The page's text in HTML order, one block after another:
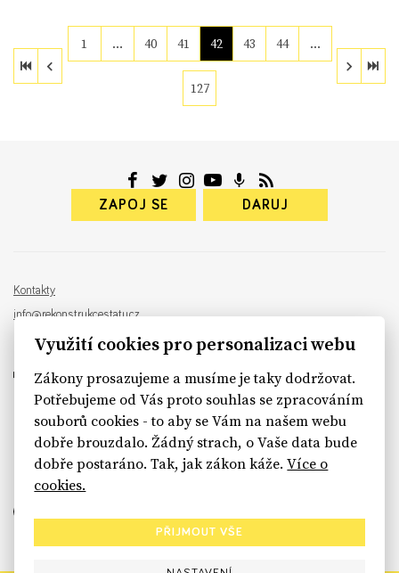
1 … 40 41 42 43 44 …
127
ZAPOJ SE DARUJ
Kontakty
info@rekonstrukcestatu.cz
Návrh a vývoj: Sinfin , ilustrace:
sinfin.digital
Využití cookies pro personalizaci webu
Zákony prosazujeme a musíme je taky dodržovat.
Potřebujeme od Vás proto souhlas se zpracováním
souborů cookies - to aby se Vám na našem webu
dobře brouzdalo. Žádný strach, o Vaše data bude
dobře postaráno. Tak, jak zákon káže.Více o
cookies.
PŘIJMOUT VŠE